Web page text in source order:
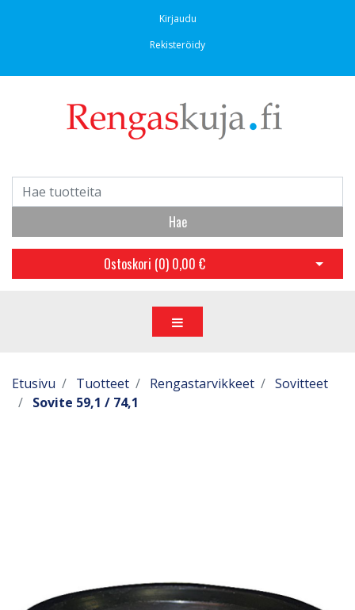
Kirjaudu
Rekisteröidy
Hae
Ostoskori (0) 0,00 € Avaa
Etusivu Tuotteet Rengastarvikkeet
Sovitteet
Sovite 59,1 / 74,1